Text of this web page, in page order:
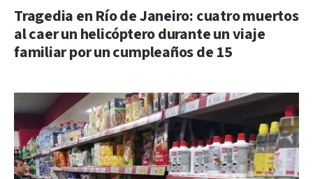
Tragedia en Río de Janeiro: cuatro muertos
al caer un helicóptero durante un viaje
familiar por un cumpleaños de 15